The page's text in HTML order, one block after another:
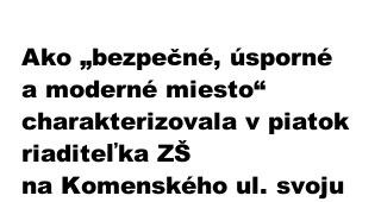
Ako „bezpečné, úsporné
a moderné miesto“
charakterizovala v piatok
riaditeľka ZŠ
na Komenského ul. svoju